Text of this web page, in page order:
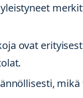
ovat